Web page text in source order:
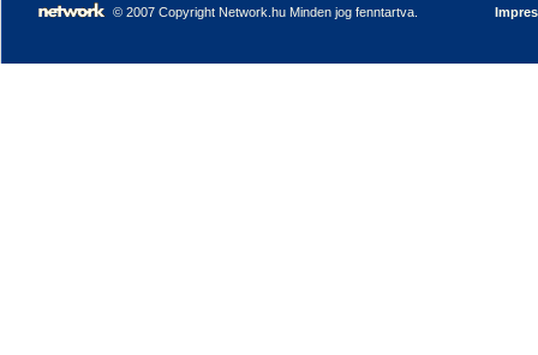
© 2007 Copyright Network.hu Minden jog fenntartva.